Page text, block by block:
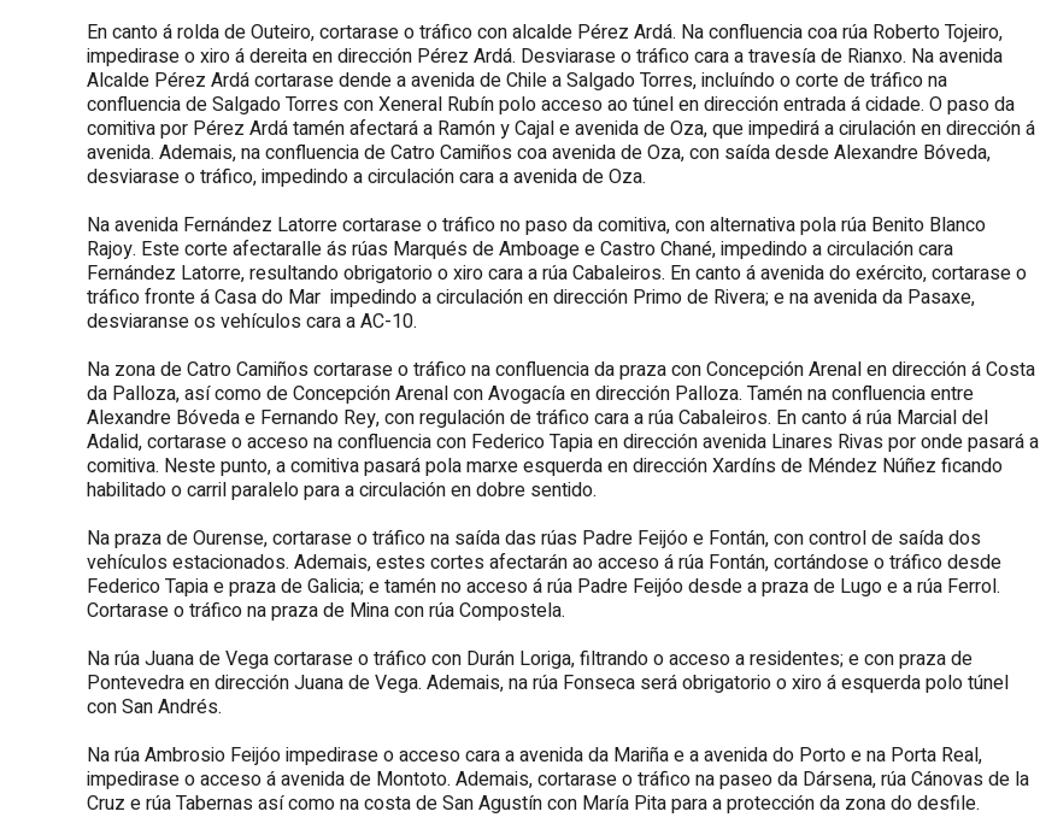
En canto á rolda de Outeiro, cortarase o tráfico con alcalde Pérez Ardá. Na confluencia coa rúa Roberto Tojeiro,
impedirase o xiro á dereita en dirección Pérez Ardá. Desviarase o tráfico cara a travesía de Rianxo. Na avenida
Alcalde Pérez Ardá cortarase dende a avenida de Chile a Salgado Torres, incluíndo o corte de tráfico na
confluencia de Salgado Torres con Xeneral Rubín polo acceso ao túnel en dirección entrada á cidade. O paso da
comitiva por Pérez Ardá tamén afectará a Ramón y Cajal e avenida de Oza, que impedirá a cirulación en dirección á
avenida. Ademais, na confluencia de Catro Camiños coa avenida de Oza, con saída desde Alexandre Bóveda,
desviarase o tráfico, impedindo a circulación cara a avenida de Oza.
Na avenida Fernández Latorre cortarase o tráfico no paso da comitiva, con alternativa pola rúa Benito Blanco
Rajoy. Este corte afectaralle ás rúas Marqués de Amboage e Castro Chané, impedindo a circulación cara
Fernández Latorre, resultando obrigatorio o xiro cara a rúa Cabaleiros. En canto á avenida do exército, cortarase o
tráfico fronte á Casa do Mar impedindo a circulación en dirección Primo de Rivera; e na avenida da Pasaxe,
desviaranse os vehículos cara a AC-10.
Na zona de Catro Camiños cortarase o tráfico na confluencia da praza con Concepción Arenal en dirección á Costa
da Palloza, así como de Concepción Arenal con Avogacía en dirección Palloza. Tamén na confluencia entre
Alexandre Bóveda e Fernando Rey, con regulación de tráfico cara a rúa Cabaleiros. En canto á rúa Marcial del
Adalid, cortarase o acceso na confluencia con Federico Tapia en dirección avenida Linares Rivas por onde pasará a
comitiva. Neste punto, a comitiva pasará pola marxe esquerda en dirección Xardíns de Méndez Núñez ficando
habilitado o carril paralelo para a circulación en dobre sentido.
Na praza de Ourense, cortarase o tráfico na saída das rúas Padre Feijóo e Fontán, con control de saída dos
vehículos estacionados. Ademais, estes cortes afectarán ao acceso á rúa Fontán, cortándose o tráfico desde
Federico Tapia e praza de Galicia; e tamén no acceso á rúa Padre Feijóo desde a praza de Lugo e a rúa Ferrol.
Cortarase o tráfico na praza de Mina con rúa Compostela.
Na rúa Juana de Vega cortarase o tráfico con Durán Loriga, filtrando o acceso a residentes; e con praza de
Pontevedra en dirección Juana de Vega. Ademais, na rúa Fonseca será obrigatorio o xiro á esquerda polo túnel
con San Andrés.
Na rúa Ambrosio Feijóo impedirase o acceso cara a avenida da Mariña e a avenida do Porto e na Porta Real,
impedirase o acceso á avenida de Montoto. Ademais, cortarase o tráfico na paseo da Dársena, rúa Cánovas de la
Cruz e rúa Tabernas así como na costa de San Agustín con María Pita para a protección da zona do desfile.